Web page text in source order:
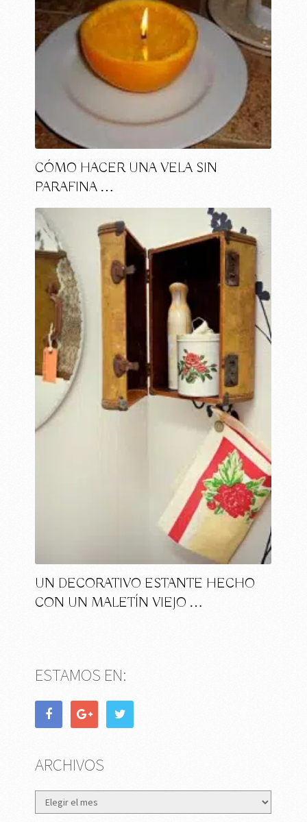
CÓMO HACER UNA VELA SIN
PARAFINA …
UN DECORATIVO ESTANTE HECHO
CON UN MALETÍN VIEJO …
ESTAMOS EN:
ARCHIVOS
Archivos